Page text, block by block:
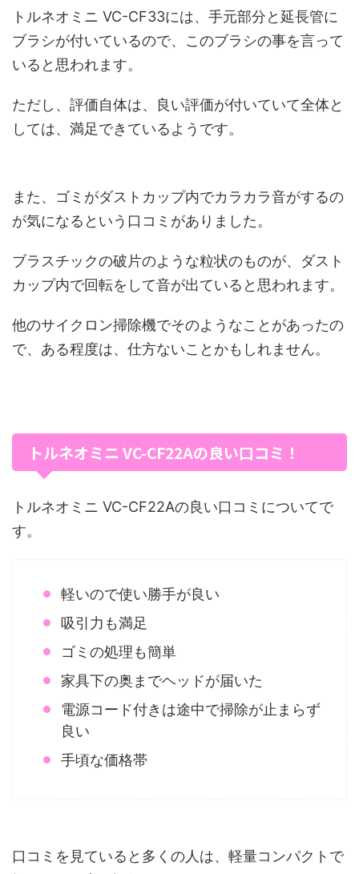
トルネオミニ VC-CF33には、手元部分と延長管に
ブラシが付いているので、このブラシの事を言って
いると思われます。
ただし、評価自体は、良い評価が付いていて全体と
しては、満足できているようです。
また、ゴミがダストカップ内でカラカラ音がするの
が気になるという口コミがありました。
ブラスチックの破片のような粒状のものが、ダスト
カップ内で回転をして音が出ていると思われます。
他のサイクロン掃除機でそのようなことがあったの
で、ある程度は、仕方ないことかもしれません。
トルネオミニ VC-CF22Aの良い口コミ！
トルネオミニ VC-CF22Aの良い口コミについてで
す。
軽いので使い勝手が良い
吸引力も満足
ゴミの処理も簡単
家具下の奥までヘッドが届いた
電源コード付きは途中で掃除が止まらず
良い
手頃な価格帯
口コミを見ていると多くの人は、軽量コンパクトで